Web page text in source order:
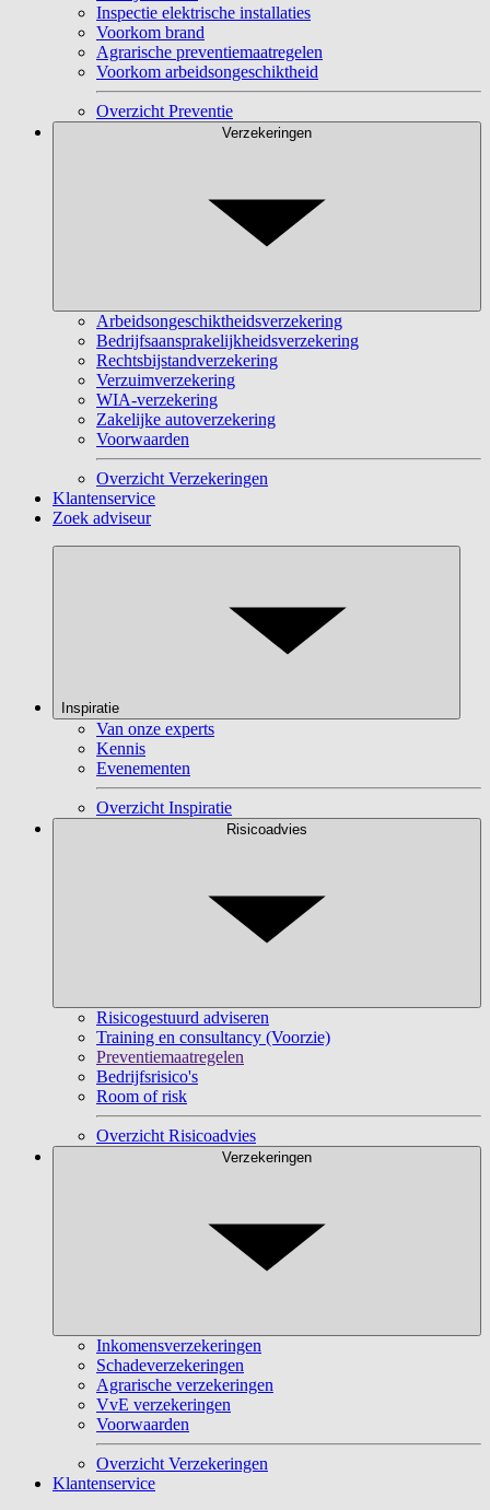
Inspectie elektrische installaties
Voorkom brand
Agrarische preventiemaatregelen
Voorkom arbeidsongeschiktheid
Overzicht Preventie
Verzekeringen
Arbeidsongeschiktheidsverzekering
Bedrijfsaansprakelijkheidsverzekering
Rechtsbijstandverzekering
Verzuimverzekering
WIA-verzekering
Zakelijke autoverzekering
Voorwaarden
Overzicht Verzekeringen
Klantenservice
Zoek adviseur
Inspiratie
Van onze experts
Kennis
Evenementen
Overzicht Inspiratie
Risicoadvies
Risicogestuurd adviseren
Training en consultancy (Voorzie)
Preventiemaatregelen
Bedrijfsrisico's
Room of risk
Overzicht Risicoadvies
Verzekeringen
Inkomensverzekeringen
Schadeverzekeringen
Agrarische verzekeringen
VvE verzekeringen
Voorwaarden
Overzicht Verzekeringen
Klantenservice